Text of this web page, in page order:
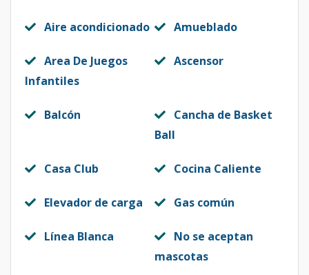
Aire acondicionado Amueblado
Area De Juegos
Infantiles
Ascensor
Balcón
Cancha de Basket
Ball
Casa Club Cocina Caliente
Elevador de carga Gas común
Línea Blanca
No se aceptan
mascotas